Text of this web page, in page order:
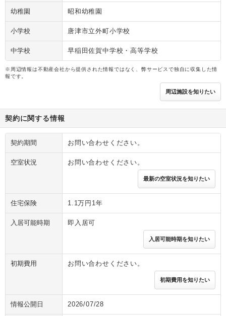
幼稚園 昭和幼稚園
小学校 唐津市立外町小学校
中学校 早稲田佐賀中学校・高等学校
※周辺情報は不動産会社から提供された情報ではなく、弊サービスで独自に収集した情
報です。
周辺施設を知りたい
契約に関する情報
契約期間 お問い合わせください。
空室状況 お問い合わせください。
最新の空室状況を知りたい
住宅保険 1.1万円1年
入居可能時期 即入居可
入居可能時期を知りたい
初期費用 お問い合わせください。
初期費用を知りたい
情報公開日 2026/07/28